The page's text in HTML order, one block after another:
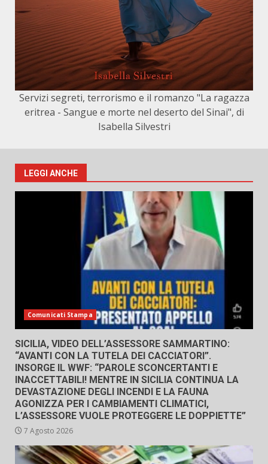
Servizi segreti, terrorismo e il romanzo "La ragazza
eritrea - Sangue e morte nel deserto del Sinai", di
Isabella Silvestri
LEGGI ANCHE
Comunicati Stampa
SICILIA, VIDEO DELL’ASSESSORE SAMMARTINO:
“AVANTI CON LA TUTELA DEI CACCIATORI”.
INSORGE IL WWF: “PAROLE SCONCERTANTI E
INACCETTABILI! MENTRE IN SICILIA CONTINUA LA
DEVASTAZIONE DEGLI INCENDI E LA FAUNA
AGONIZZA PER I CAMBIAMENTI CLIMATICI,
L’ASSESSORE VUOLE PROTEGGERE LE DOPPIETTE”
7 Agosto 2026